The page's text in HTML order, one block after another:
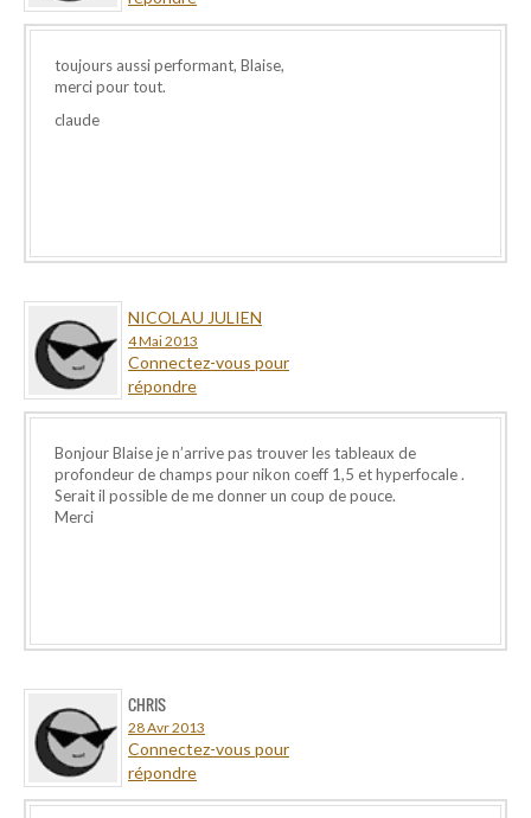
toujours aussi performant, Blaise,
merci pour tout.
claude
NICOLAU JULIEN
4 Mai 2013
Connectez-vous pour
répondre
Bonjour Blaise je n’arrive pas trouver les tableaux de
profondeur de champs pour nikon coeff 1,5 et hyperfocale .
Serait il possible de me donner un coup de pouce.
Merci
CHRIS
28 Avr 2013
Connectez-vous pour
répondre